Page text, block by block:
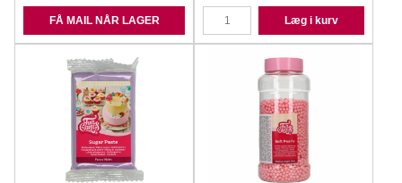
FÅ MAIL NÅR LAGER Læg i kurv